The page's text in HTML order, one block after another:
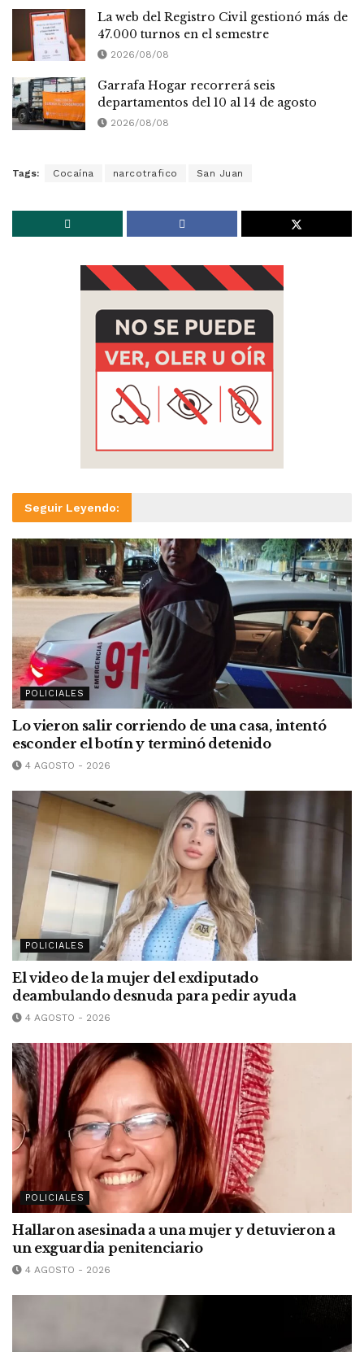
La web del Registro Civil gestionó más de
47.000 turnos en el semestre
2026/08/08
Garrafa Hogar recorrerá seis
departamentos del 10 al 14 de agosto
2026/08/08
Tags: Cocaína narcotrafico San Juan
Seguir Leyendo:
POLICIALES
Lo vieron salir corriendo de una casa, intentó
esconder el botín y terminó detenido
4 AGOSTO - 2026
POLICIALES
El video de la mujer del exdiputado
deambulando desnuda para pedir ayuda
4 AGOSTO - 2026
POLICIALES
Hallaron asesinada a una mujer y detuvieron a
un exguardia penitenciario
4 AGOSTO - 2026